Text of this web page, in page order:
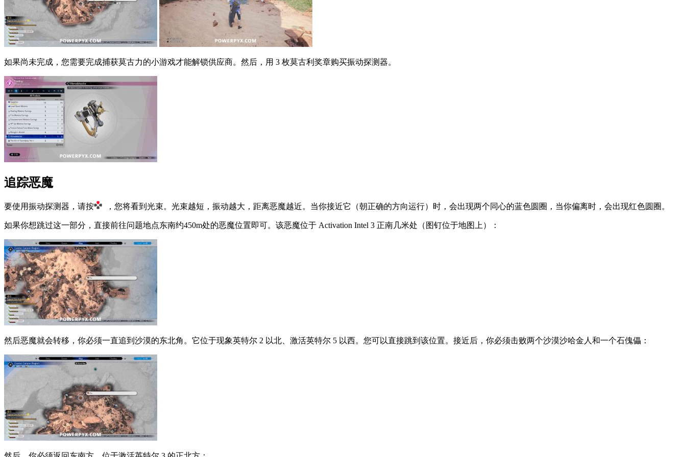
如果尚未完成，您需要完成捕获莫古力的小游戏才能解锁供应商。 然后， 用 3 枚莫古利奖章购买振动探测器。
追踪恶魔
要使用振动探测器，请按 ，您将看到光束。 光束越短，振动越大，距离恶魔越近。 当你接近它（朝正确的方向运行）时，会出现两个同心的蓝色圆圈，当你偏离时，会出现红色圆圈。
如果你想跳过这一部分，直接前往问题地点东南约450m处的恶魔位置即可。 该恶魔位于 Activation Intel 3 正南几米处（图钉位于地图上）：
然后恶魔就会转移，你必须一直追到沙漠的东北角。 它位于现象英特尔 2 以北、激活英特尔 5 以西。您可以直接跳到该位置。 接近后，你必须击败两个沙漠沙哈金人和一个石傀儡：